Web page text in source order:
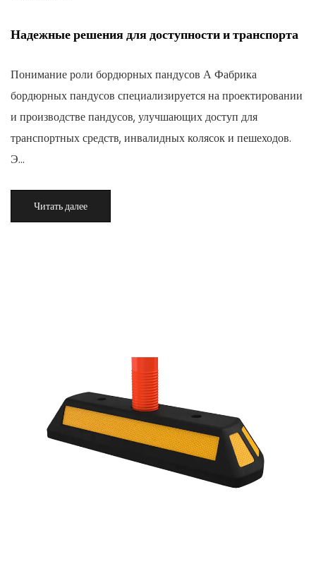
Надежные решения для доступности и транспорта
Понимание роли бордюрных пандусов А Фабрика
бордюрных пандусов специализируется на проектировании
и производстве пандусов, улучшающих доступ для
транспортных средств, инвалидных колясок и пешеходов.
Э...
Читать далее